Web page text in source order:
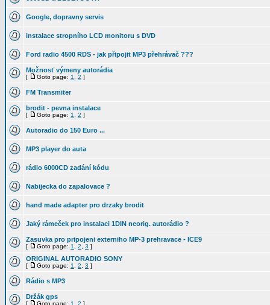
Google, dopravny servis
instalace stropního LCD monitoru s DVD
Ford radio 4500 RDS - jak připojit MP3 přehrávač ???
Možnosť výmeny autorádia
[ Goto page: 1 2 ]
FM Transmiter
brodit - pevna instalace
[ Goto page: 1 2 ]
Autoradio do 150 Euro ...
MP3 player do auta
rádio 6000CD zadání kódu
Nabijecka do zapalovace ?
hand made adapter pro drzaky brodit
Jaký rámeček pro instalaci 1DIN neorig. autorádio ?
Zasuvka pro pripojeni externiho MP-3 prehravace - ICE9
[ Goto page: 1 2 3 ]
ORIGINAL AUTORADIO SONY
[ Goto page: 1 2 3 ]
Rádio s MP3
Držák gps
[ Goto page: 1 2 ]